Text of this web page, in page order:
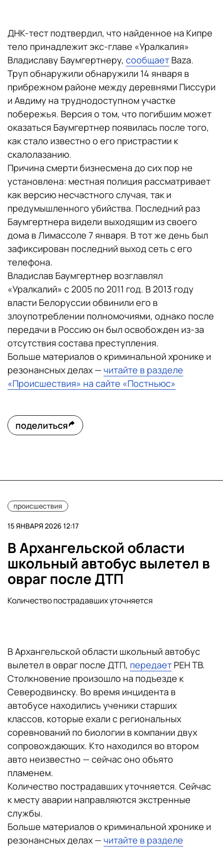
ДНК-тест подтвердил, что найденное на Кипре
тело принадлежит экс-главе «Уралкалия»
Владиславу Баумгертнеру, сообщает Baza.
Труп обнаружили обнаружили 14 января в
прибрежном районе между деревнями Писсури
и Авдиму на труднодоступном участке
побережья. Версия о том, что погибшим может
оказаться Баумгертнер появилась после того,
как стало известно о его пристрастии к
скалолазанию.
Причина смерти бизнесмена до сих пор не
установлена: местная полиция рассматривает
как версию несчастного случая, так и
предумышленного убийства. Последний раз
Баумгертнера видели выходящим из своего
дома в Лимассоле 7 января. В тот же день был
зафиксирован последний выход сеть с его
телефона.
Владислав Баумгертнер возглавлял
«Уралкалий» с 2005 по 2011 год. В 2013 году
власти Белоруссии обвинили его в
злоупотреблении полномочиями, однако после
передачи в Россию он был освобожден из-за
отсутствия состава преступления.
Больше материалов о криминальной хронике и
резонансных делах — читайте в разделе
«Происшествия» на сайте «Постньюс»
поделиться
происшествия
15 ЯНВАРЯ 2026 12:17
В Архангельской области
школьный автобус вылетел в
овраг после ДТП
Количество пострадавших уточняется
В Архангельской области школьный автобус
вылетел в овраг после ДТП, передает РЕН ТВ.
Столкновение произошло на подъезде к
Северодвинску. Во время инцидента в
автобусе находились ученики старших
классов, которые ехали с региональных
соревнований по биологии в компании двух
сопровождающих. Кто находился во втором
авто неизвестно — сейчас оно объято
пламенем.
Количество пострадавших уточняется. Сейчас
к месту аварии направляются экстренные
службы.
Больше материалов о криминальной хронике и
резонансных делах — читайте в разделе